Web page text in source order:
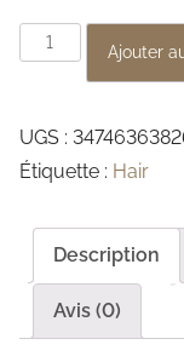
n
t
e
Ajouter
UGS :
Étiquette : Hair
Description
Avis (0)